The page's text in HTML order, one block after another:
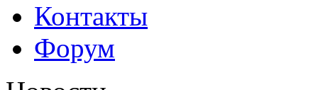
Контакты
Форум